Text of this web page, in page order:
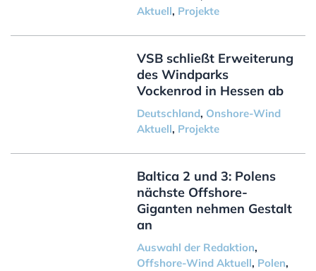
Aktuell, Projekte
VSB schließt Erweiterung
des Windparks
Vockenrod in Hessen ab
Deutschland, Onshore-Wind
Aktuell, Projekte
Baltica 2 und 3: Polens
nächste Offshore-
Giganten nehmen Gestalt
an
Auswahl der Redaktion,
Offshore-Wind Aktuell, Polen,